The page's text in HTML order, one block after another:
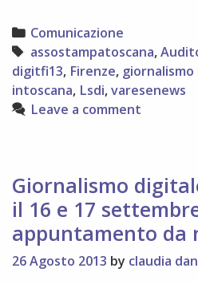
aggiornato
di
Dig.it
13
–
da
a
Firenze
Categories
Comunicazione
Tags
assostampatoscana,
digitfi13, Firenze, giornalismo
intoscana, Lsdi,varesenews
Leave a comment
Giornalismo
il 16 e 17
appuntamento da
26 Agosto 2013 by claudia